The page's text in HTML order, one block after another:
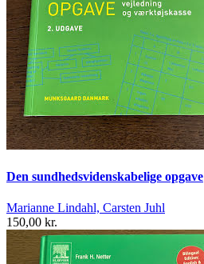
Den sundhedsvidenskabelige opgave
Marianne Lindahl, Carsten Juhl
150,00 kr.